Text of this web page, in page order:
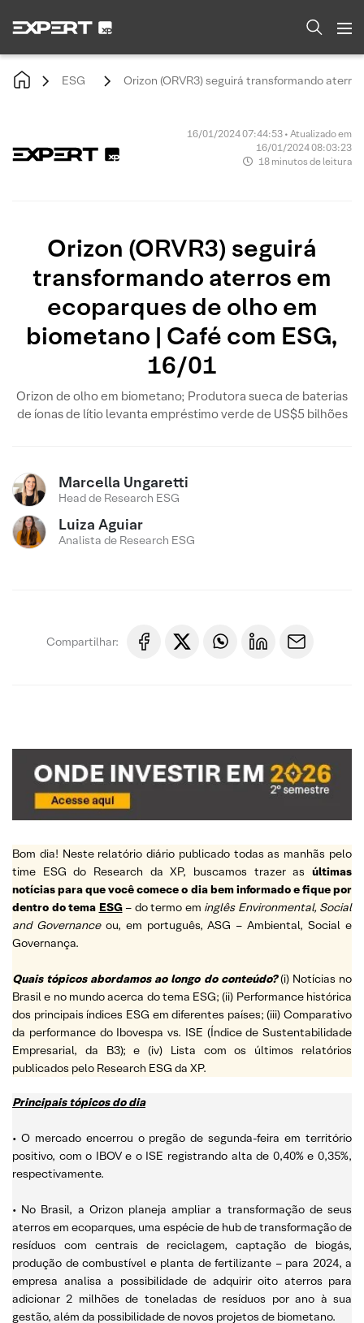
ESG Orizon (ORVR3) seguirá transformando
16/01/2024 07:44:53 • Atualizado em
16/01/2024 08:03:23
18 minutos de leitura
Orizon (ORVR3) seguirá
transformando aterros em
ecoparques de olho em
biometano | Café com ESG,
16/01
Orizon de olho em biometano; Produtora sueca de baterias
de íonas de lítio levanta empréstimo verde de US$5 bilhões
Marcella Ungaretti
Head de Research ESG
Luiza Aguiar
Analista de Research ESG
Compartilhar:
Bom dia! Neste relatório diário publicado todas as manhãs pelo
time ESG do Research da XP, buscamos trazer as últimas
notícias para que você comece o dia bem informado e fique por
dentro do tema ESG – do termo em inglês Environmental, Social
and Governance ou, em português, ASG – Ambiental, Social e
Governança.
Quais tópicos abordamos ao longo do conteúdo? (i) Notícias no
Brasil e no mundo acerca do tema ESG; (ii) Performance histórica
dos principais índices ESG em diferentes países; (iii) Comparativo
da performance do Ibovespa vs. ISE (Índice de Sustentabilidade
Empresarial, da B3); e (iv) Lista com os últimos relatórios
publicados pelo Research ESG da XP.
Principais tópicos do dia
• O mercado encerrou o pregão de segunda-feira em território
positivo, com o IBOV e o ISE registrando alta de 0,40% e 0,35%,
respectivamente.
• No Brasil, a Orizon planeja ampliar a transformação de seus
aterros em ecoparques, uma espécie de hub de transformação de
resíduos com centrais de reciclagem, captação de biogás,
produção de combustível e planta de fertilizante – para 2024, a
empresa analisa a possibilidade de adquirir oito aterros para
adicionar 2 milhões de toneladas de resíduos por ano à sua
gestão, além da possibilidade de novos projetos de biometano.